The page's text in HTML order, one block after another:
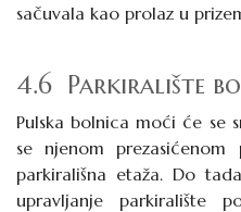
sačuvala kao prolaz u
4.6 Parkiralište
Pulska bolnica moći će se
se njenom
parkirališna etaža. Do
upravljanje parkiralište